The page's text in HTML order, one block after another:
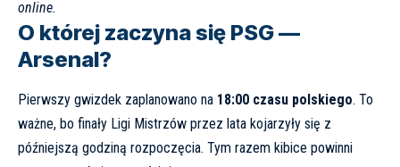
online.
O której zaczyna się PSG —
Arsenal?
Pierwszy gwizdek zaplanowano na 18:00 czasu polskiego. To
ważne, bo finały Ligi Mistrzów przez lata kojarzyły się z
późniejszą godziną rozpoczęcia. Tym razem kibice powinni